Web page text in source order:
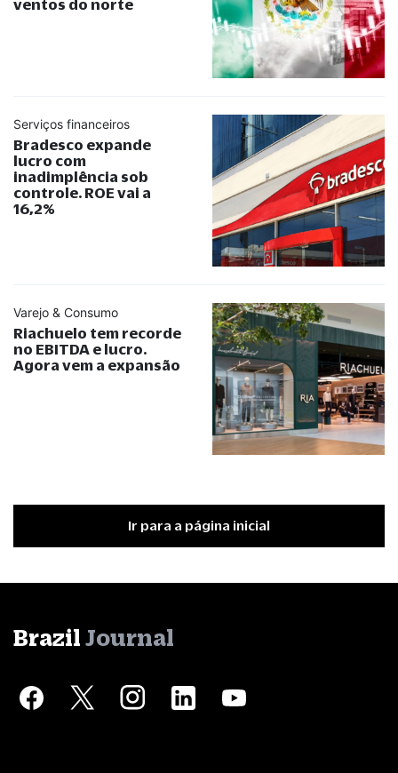
ventos do norte
Serviços financeiros
Bradesco expande
lucro com
inadimplência sob
controle. ROE vai a
16,2%
Varejo & Consumo
Riachuelo tem recorde
no EBITDA e lucro.
Agora vem a expansão
Ir para a página inicial
Brazil Journal